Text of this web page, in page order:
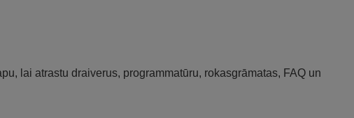
lai atrastu draiverus, programmatūru, rokasgrāmatas, FAQ un